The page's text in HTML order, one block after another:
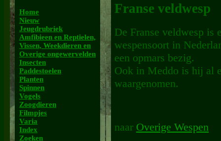
Home
Nieuw
Jeugdrubriek
Amfibieen en Reptielen,
Vissen, Weekdieren en
Overige ongewervelden
Insecten
Paddestoelen
Planten
Spinnen
Vogels
Zoogdieren
Filmpjes
Varia
Index
Zoeken
Franse veldwesp
De Franse veldwesp is
wespensoort in
een opmars bezig.
Ook in Meddo is hij al
waargenomen.
naar Overige Wespen